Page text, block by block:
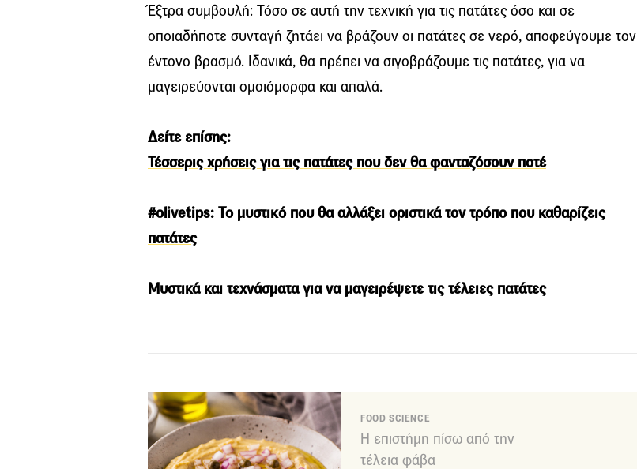
Έξτρα συμβουλή: Τόσο σε αυτή την τεχνική για τις πατάτες όσο και σε
οποιαδήποτε συνταγή ζητάει να βράζουν οι πατάτες σε νερό, αποφεύγουμε τον
έντονο βρασμό. Ιδανικά, θα πρέπει να σιγοβράζουμε τις πατάτες, για να
μαγειρεύονται ομοιόμορφα και απαλά.
Δείτε επίσης:
Τέσσερις χρήσεις για τις πατάτες που δεν θα φανταζόσουν ποτέ
#olivetips: Το μυστικό που θα αλλάξει οριστικά τον τρόπο που καθαρίζεις
πατάτες
Μυστικά και τεχνάσματα για να μαγειρέψετε τις τέλειες πατάτες
FOOD SCIENCE
Η επιστήμη πίσω από την
τέλεια φάβα